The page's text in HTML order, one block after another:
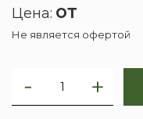
Цена: от
Не является офертой